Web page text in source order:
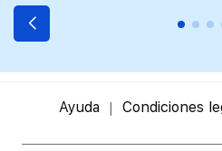
Ayuda Condiciones